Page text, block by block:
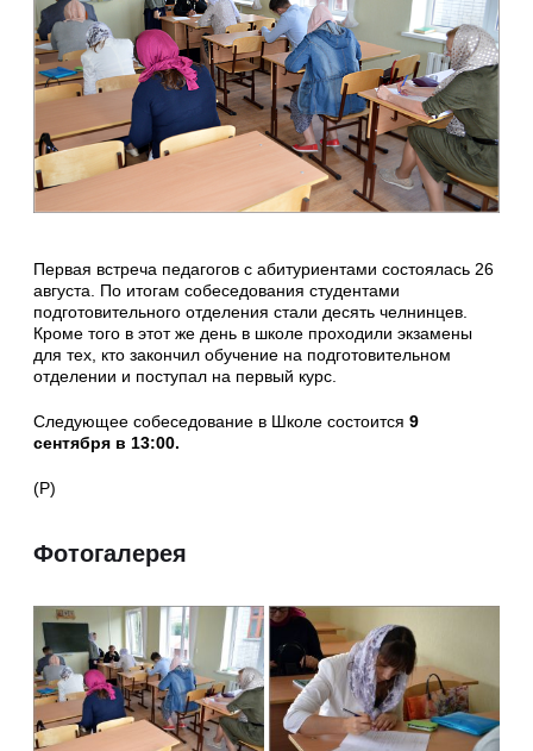
Первая встреча педагогов с абитуриентами состоялась 26
августа. По итогам собеседования студентами
подготовительного отделения стали десять челнинцев.
Кроме того в этот же день в школе проходили экзамены
для тех, кто закончил обучение на подготовительном
отделении и поступал на первый курс.
Следующее собеседование в Школе состоится 9
сентября в 13:00.
(Р)
Фотогалерея